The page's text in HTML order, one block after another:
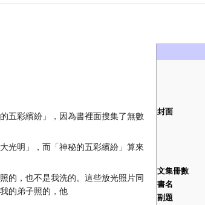
封面
文集冊數
書名
副題
五彩繽紛」，因為書裡面搜集了無數
光明」，而「神秘的五彩繽紛」算來
的，也不是我洗的。這些放光照片同
的弟子照的，他